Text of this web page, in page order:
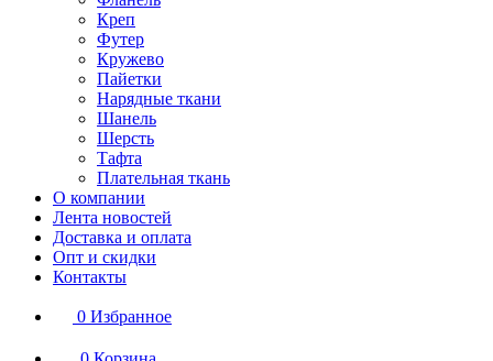
Креп
Футер
Кружево
Пайетки
Нарядные ткани
Шанель
Шерсть
Тафта
Плательная ткань
О компании
Лента новостей
Доставка и оплата
Опт и скидки
Контакты
0 Избранное